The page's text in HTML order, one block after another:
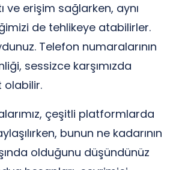
ve erişim sağlarken, aynı
de tehlikeye atabilirler.
Telefon numaralarının
sessizce karşımızda
olabilir.
çeşitli platformlarda
bunun ne kadarının
olduğunu düşündünüz